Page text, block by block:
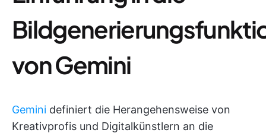
von Gemini
Gemini definiert die Herangehensweise von
Kreativprofis und Digitalkünstlern an die